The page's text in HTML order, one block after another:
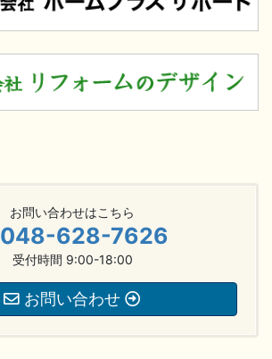
お問い合わせはこちら
048-628-7626
受付時間 9:00-18:00
お問い合わせ